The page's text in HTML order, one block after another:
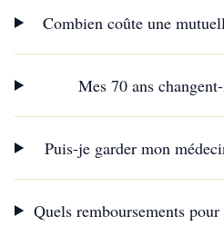
Combien coûte une
Mes 70 ans
Puis-je garder mon
Quels remboursements